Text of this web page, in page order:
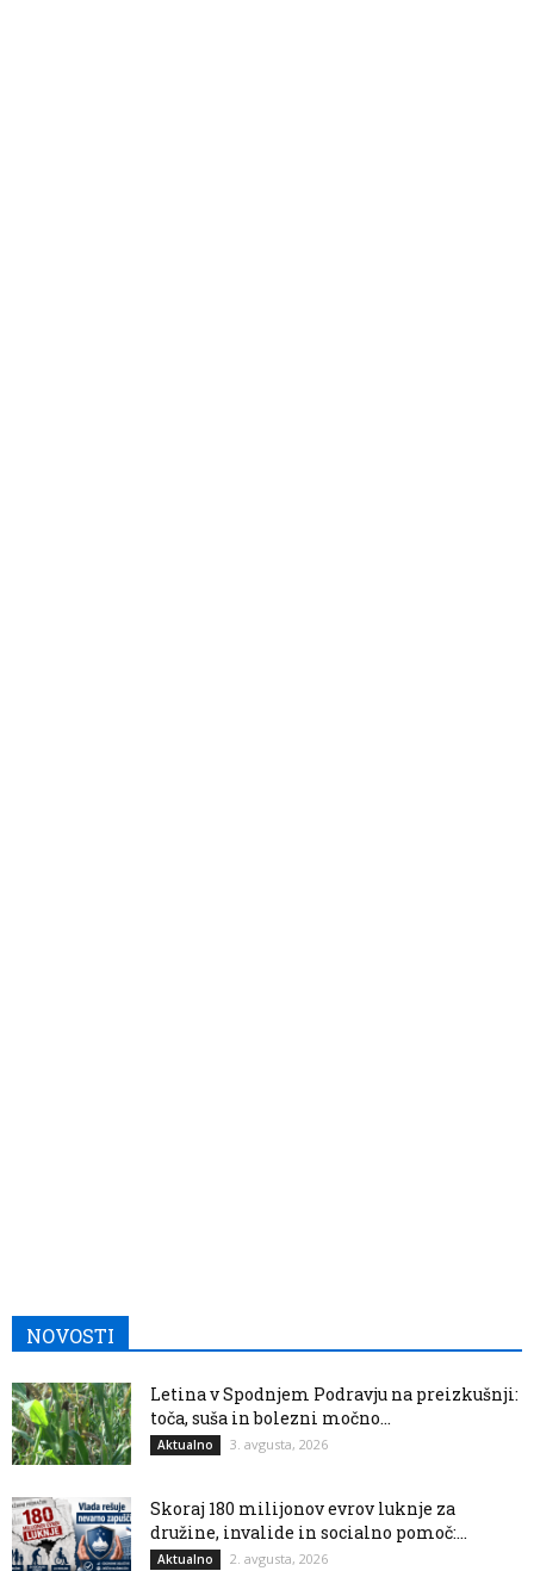
NOVOSTI
Letina v Spodnjem Podravju na preizkušnji:
toča, suša in bolezni močno...
Aktualno 3. avgusta, 2026
Skoraj 180 milijonov evrov luknje za
družine, invalide in socialno pomoč:...
Aktualno 2. avgusta, 2026